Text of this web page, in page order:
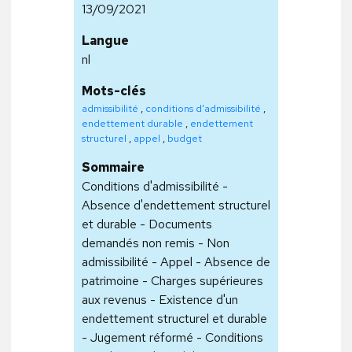
13/09/2021
Langue
nl
Mots-clés
admissibilité , conditions d'admissibilité ,
endettement durable , endettement
structurel , appel , budget
Sommaire
Conditions d'admissibilité -
Absence d'endettement structurel
et durable - Documents
demandés non remis - Non
admissibilité - Appel - Absence de
patrimoine - Charges supérieures
aux revenus - Existence d'un
endettement structurel et durable
- Jugement réformé - Conditions